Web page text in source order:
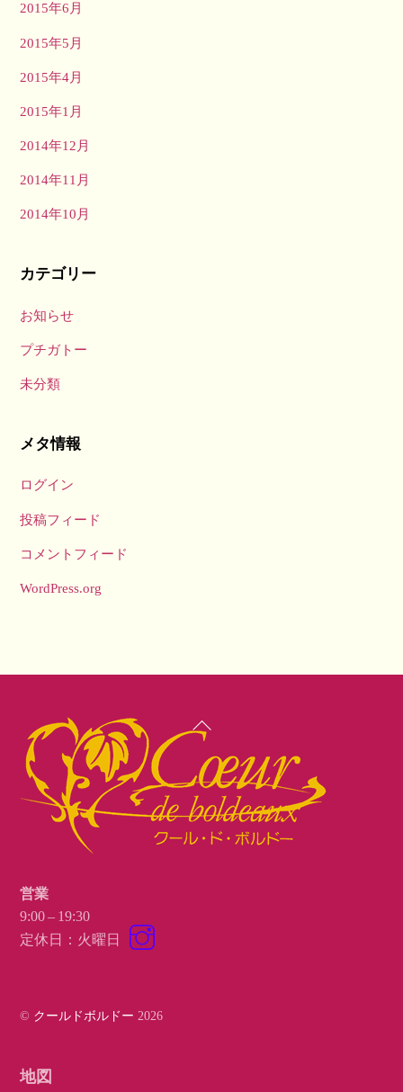
2015年6月
2015年5月
2015年4月
2015年1月
2014年12月
2014年11月
2014年10月
カテゴリー
お知らせ
プチガトー
未分類
メタ情報
ログイン
投稿フィード
コメントフィード
WordPress.org
Back
To
Top
営業
9:00 – 19:30
定休日：火曜日
© クールドボルドー 2026
地図